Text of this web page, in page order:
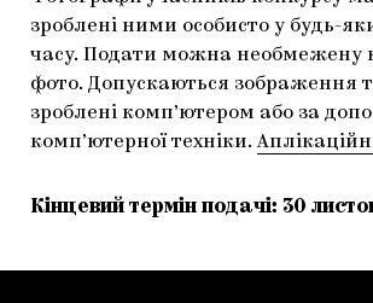
зроблені ними особисто у будь-
часу. Подати можна необмежену
фото. Допускаються зображення
зроблені комп’ютером або за
комп’ютерної техніки.
Кінцевий термін подачі: 30